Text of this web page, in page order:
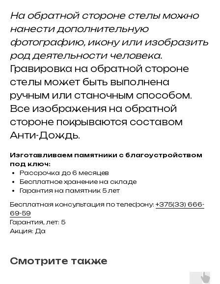
На обратной стороне стелы можно
нанести дополнительную
фотографию, икону или изобразить
род деятельности человека.
Гравировка на обратной стороне
стелы может быть выполнена
ручным или станочным способом.
Все изображения на обратной
стороне покрываются составом
Анти-Дождь.
Изготавливаем памятники с благоустройством
под ключ:
Рассрочка до 6 месяцев
Бесплатное хранение на складе
Гарантия на памятник 5 лет
Бесплатная консультация по телефону: +375(33) 666-
69-59
Гарантия, лет: 5
Акция: Да
Смотрите также